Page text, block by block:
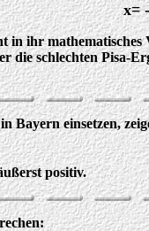
x=
ihr
die schlechten
Bayern einsetzen,
positiv.